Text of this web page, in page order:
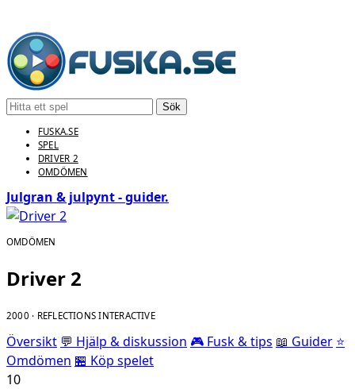
Sök
FUSKA.SE
SPEL
DRIVER 2
OMDÖMEN
Julgran & julpynt - guider.
OMDÖMEN
Driver 2
2000 · REFLECTIONS INTERACTIVE
Översikt 💬 Hjälp & diskussion 🎮 Fusk & tips 📖 Guider ⭐
Omdömen 🏪 Köp spelet
10